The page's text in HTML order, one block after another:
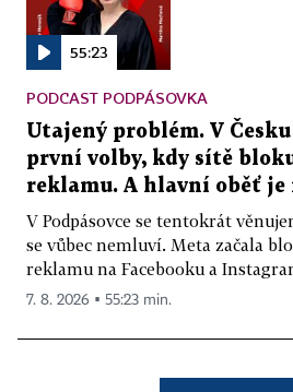
55:23
PODCAST PODPÁSOVKA
Utajený problém. V
první volby, kdy sítě
reklamu. A hlavní oběť je
V Podpásovce se tentokrát
se vůbec nemluví. Meta začala
reklamu na Facebooku a
7. 8. 2026 ▪ 55:23 min.